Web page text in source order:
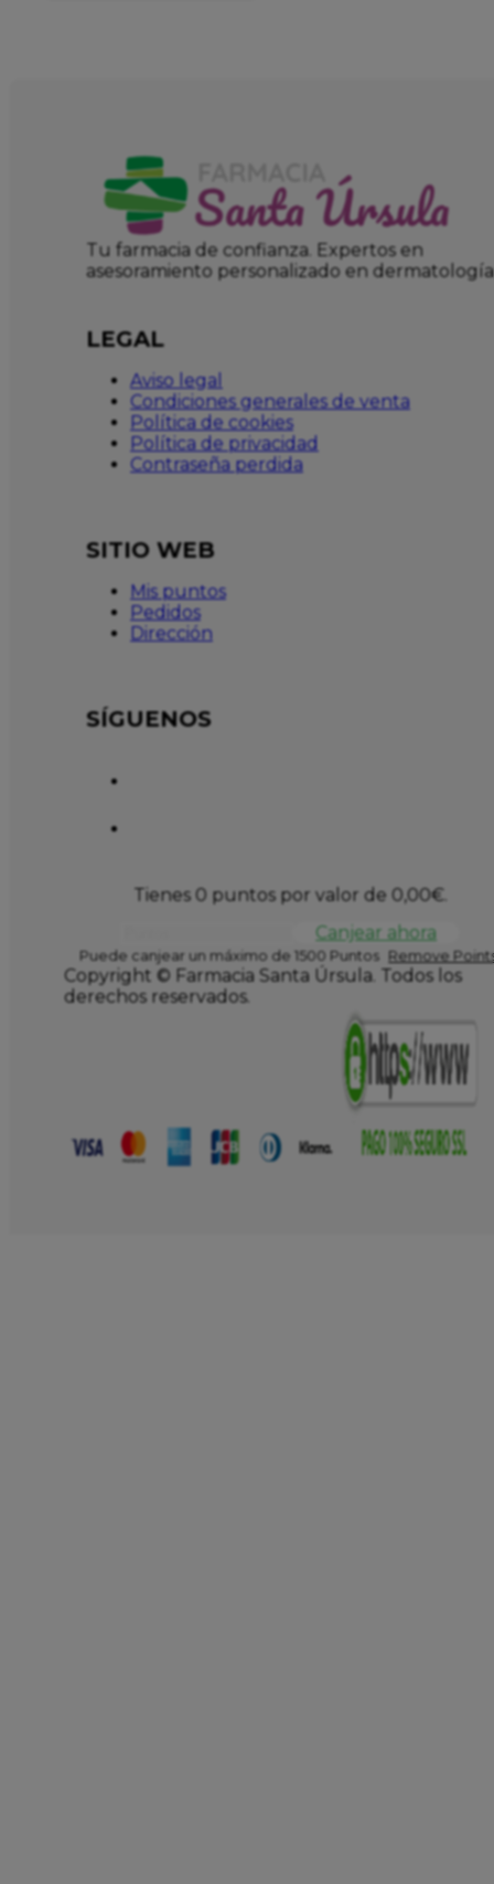
Tu farmacia de confianza. Expertos en
asesoramiento personalizado en dermatología
LEGAL
Aviso legal
Condiciones generales de venta
Política de cookies
Política de privacidad
Contraseña perdida
SITIO WEB
Mis puntos
Pedidos
Dirección
SÍGUENOS
Tienes 0 puntos por valor de 0,00€.
Canjear ahora
Puede canjear un máximo de 1500 Puntos Remove
Copyright © Farmacia Santa Úrsula. Todos los
derechos reservados.